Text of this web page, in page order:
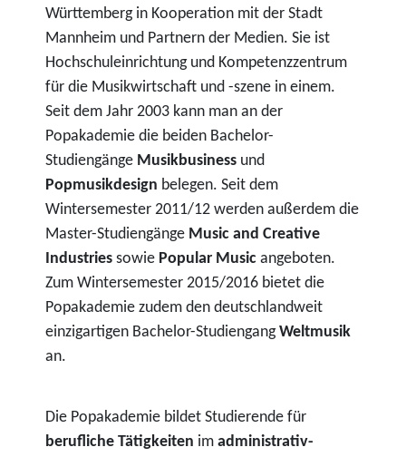
Württemberg in Kooperation mit der Stadt
Mannheim und Partnern der Medien. Sie ist
Hochschuleinrichtung und Kompetenzzentrum
für die Musikwirtschaft und -szene in einem.
Seit dem Jahr 2003 kann man an der
Popakademie die beiden Bachelor-
Studiengänge Musikbusiness und
Popmusikdesign belegen. Seit dem
Wintersemester 2011/12 werden außerdem die
Master-Studiengänge Music and Creative
Industries sowie Popular Music angeboten.
Zum Wintersemester 2015/2016 bietet die
Popakademie zudem den deutschlandweit
einzigartigen Bachelor-StudiengangWeltmusik
an.
Die Popakademie bildet Studierende für
berufliche Tätigkeiten im administrativ-